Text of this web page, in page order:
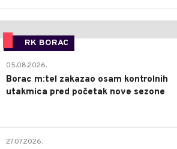
RK BORAC
05.08.2026.
Borac m:tel zakazao osam kontrolnih
utakmica pred početak nove sezone
27.07.2026.